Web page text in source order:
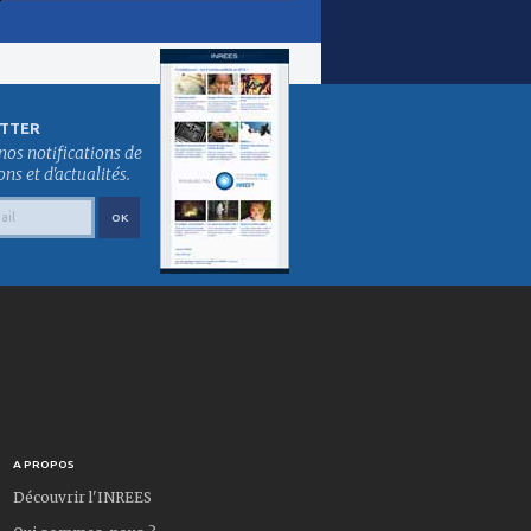
notifications de
et d'actualités.
A PROPOS
Découvrir l'INREES